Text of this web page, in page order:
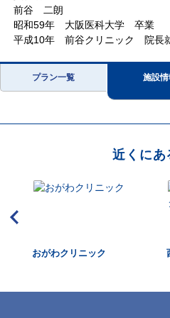
前谷 二朗
昭和59年 大阪医科大学 卒業
平成10年 前谷クリニック 院長
プラン一覧 施設情
近くにあ
おがわクリニック